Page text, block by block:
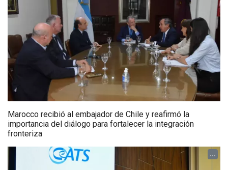
Marocco recibió al embajador de Chile y reafirmó la
importancia del diálogo para fortalecer la integración
fronteriza
...